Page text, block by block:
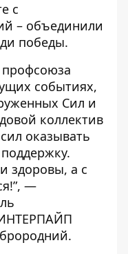
с
– объединили
победы.
событиях,
Сил и
коллектив
оказывать
здоровы, а с
—